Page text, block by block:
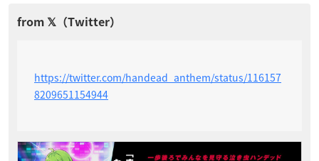
https://twitter.com/handead_anthem/status/116157
8209651154944